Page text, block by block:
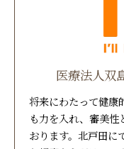
医療法人双
将来にわたって健康
も力を入れ、審美
おります。北戸田に